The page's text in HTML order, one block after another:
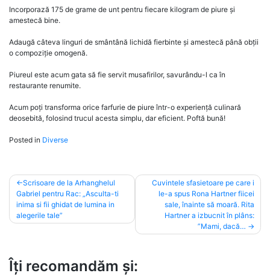
Incorporază 175 de grame de unt pentru fiecare kilogram de piure și
amestecă bine.
Adaugă câteva linguri de smântână lichidă fierbinte și amestecă până obții
o compoziție omogenă.
Piureul este acum gata să fie servit musafirilor, savurându-l ca în
restaurante renumite.
Acum poți transforma orice farfurie de piure într-o experiență culinară
deosebită, folosind trucul acesta simplu, dar eficient. Poftă bună!
Posted in Diverse
Post
navigation
Scrisoare de la Arhanghelul
Gabriel pentru Rac: „Asculta-ti
inima si fii ghidat de lumina in
alegerile tale”
Cuvintele sfasietoare pe care i
le-a spus Rona Hartner fiicei
sale, înainte să moară. Rita
Hartner a izbucnit în plâns:
”Mami, dacă…
Îți recomandăm și: